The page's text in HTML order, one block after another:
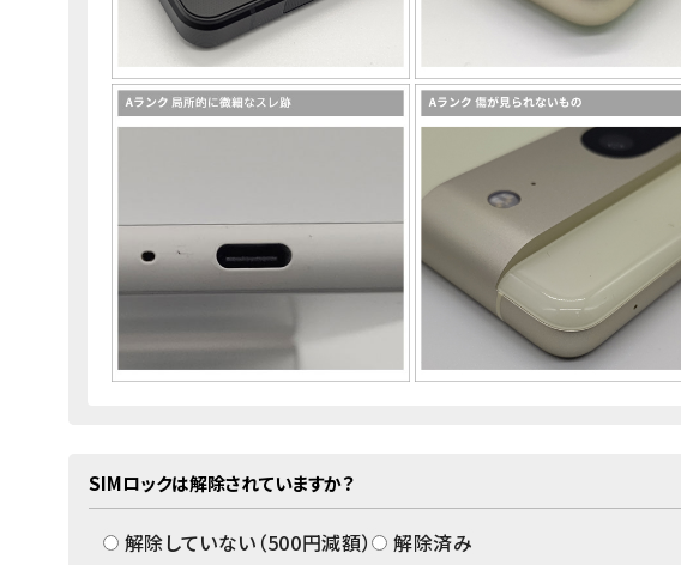
SIMロックは解除されていますか？
解除していない（500円減額） 解除済み